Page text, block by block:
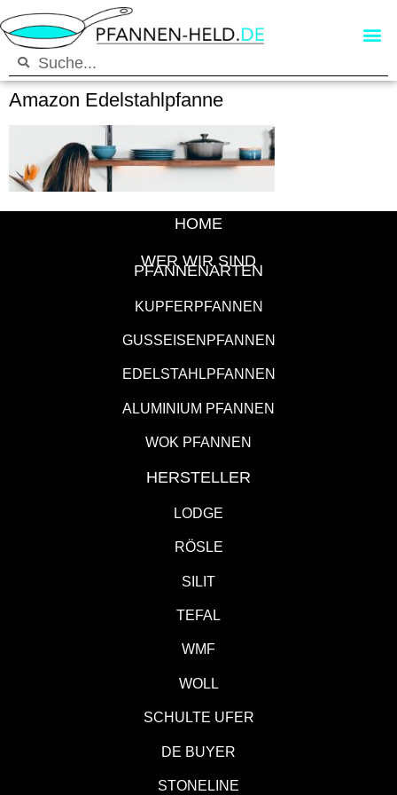
Amazon Edelstahlpfanne
HOME
WER WIR SIND
PFANNENARTEN
KUPFERPFANNEN
GUSSEISENPFANNEN
EDELSTAHLPFANNEN
ALUMINIUM PFANNEN
WOK PFANNEN
HERSTELLER
LODGE
RÖSLE
SILIT
TEFAL
WMF
WOLL
SCHULTE UFER
DE BUYER
STONELINE